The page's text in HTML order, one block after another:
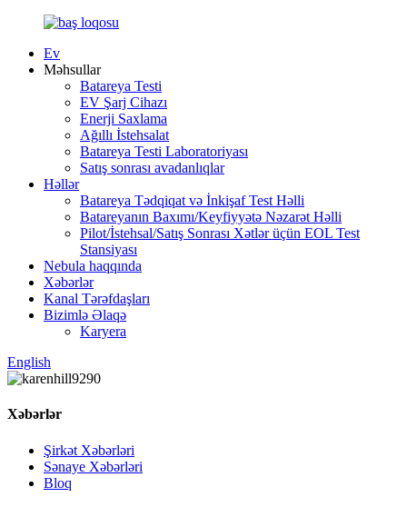
Ev
Məhsullar
Batareya Testi
EV Şarj Cihazı
Enerji Saxlama
Ağıllı İstehsalat
Batareya Testi Laboratoriyası
Satış sonrası avadanlıqlar
Həllər
Batareya Tədqiqat və İnkişaf Test Həlli
Batareyanın Baxımı/Keyfiyyətə Nəzarət Həlli
Pilot/İstehsal/Satış Sonrası Xətlər üçün EOL Test
Stansiyası
Nebula haqqında
Xəbərlər
Kanal Tərəfdaşları
Bizimlə Əlaqə
Karyera
English
Xəbərlər
Şirkət Xəbərləri
Sənaye Xəbərləri
Bloq